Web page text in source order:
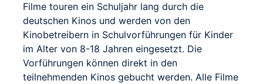
Filme touren ein Schuljahr lang durch die
deutschen Kinos und werden von den
Kinobetreibern in Schulvorführungen für Kinder
im Alter von 8-18 Jahren eingesetzt. Die
Vorführungen können direkt in den
teilnehmenden Kinos gebucht werden. Alle Filme